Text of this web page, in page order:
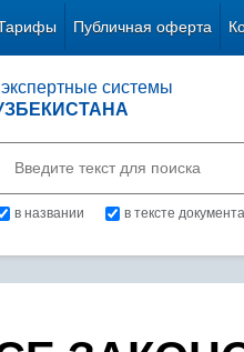
Публичная оферта
системы
в названии в тексте документа